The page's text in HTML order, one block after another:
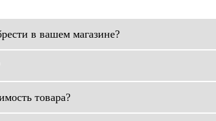
в вашем магазине?
товара?